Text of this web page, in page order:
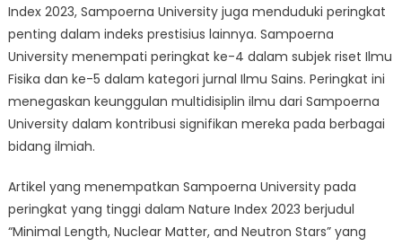
Index 2023, Sampoerna University juga menduduki peringkat
penting dalam indeks prestisius lainnya. Sampoerna
University menempati peringkat ke-4 dalam subjek riset Ilmu
Fisika dan ke-5 dalam kategori jurnal Ilmu Sains. Peringkat ini
menegaskan keunggulan multidisiplin ilmu dari Sampoerna
University dalam kontribusi signifikan mereka pada berbagai
bidang ilmiah.
Artikel yang menempatkan Sampoerna University pada
peringkat yang tinggi dalam Nature Index 2023 berjudul
“Minimal Length, Nuclear Matter, and Neutron Stars” yang